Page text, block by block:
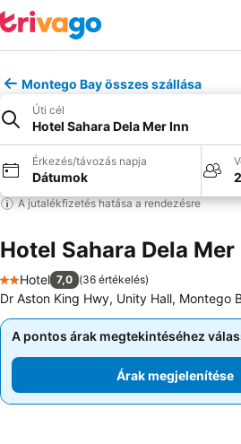
Montego Bay összes szállása
Úti cél
Hotel Sahara Dela Mer Inn
Érkezés/távozás napja
Dátumok
A jutalékfizetés hatása a rendezésre
Hotel Sahara Dela Mer
2 Kategória
Hotel 7,0 (36 értékelés)
Dr Aston King Hwy, Unity Hall, Montego
A pontos árak megtekintéséhez
Árak
A pontos árak megtekintéséhez
Árak megjelenítése